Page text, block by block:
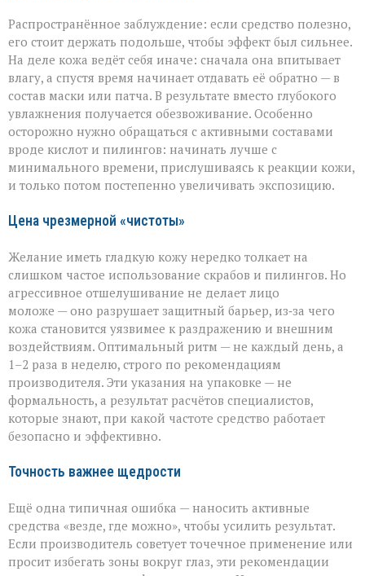
Распространённое заблуждение: если средство полезно,
его стоит держать подольше, чтобы эффект был сильнее.
На деле кожа ведёт себя иначе: сначала она впитывает
влагу, а спустя время начинает отдавать её обратно — в
состав маски или патча. В результате вместо глубокого
увлажнения получается обезвоживание. Особенно
осторожно нужно обращаться с активными составами
вроде кислот и пилингов: начинать лучше с
минимального времени, прислушиваясь к реакции кожи,
и только потом постепенно увеличивать экспозицию.
Цена чрезмерной «чистоты»
Желание иметь гладкую кожу нередко толкает на
слишком частое использование скрабов и пилингов. Но
агрессивное отшелушивание не делает лицо
моложе — оно разрушает защитный барьер, из‑за чего
кожа становится уязвимее к раздражению и внешним
воздействиям. Оптимальный ритм — не каждый день, а
1–2 раза в неделю, строго по рекомендациям
производителя. Эти указания на упаковке — не
формальность, а результат расчётов специалистов,
которые знают, при какой частоте средство работает
безопасно и эффективно.
Точность важнее щедрости
Ещё одна типичная ошибка — наносить активные
средства «везде, где можно», чтобы усилить результат.
Если производитель советует точечное применение или
просит избегать зоны вокруг глаз, эти рекомендации